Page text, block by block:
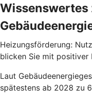
Wissenswertes
Heizungsförderung:
blicken Sie mit positiver
Laut
spätestens ab 2028 zu